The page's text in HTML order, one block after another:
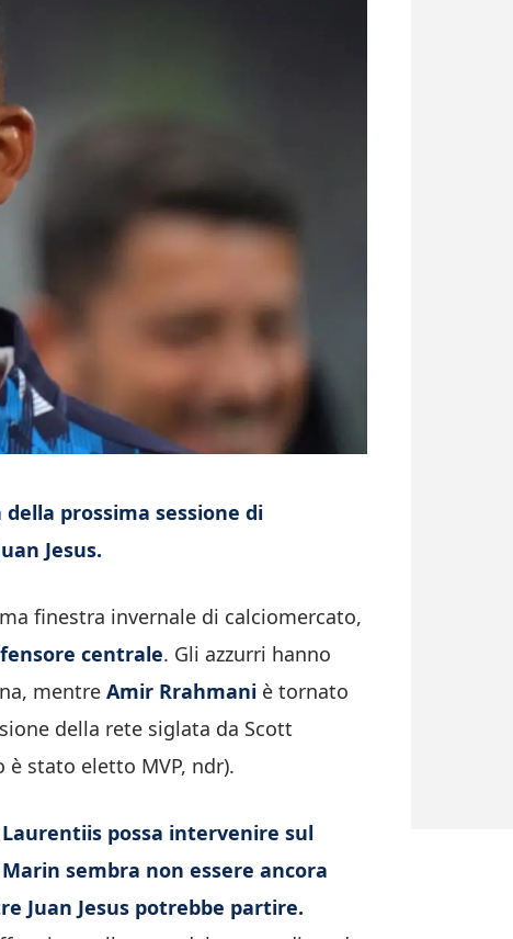
prossima sessione di
Jesus.
finestra invernale di calciomercato,
centrale. Gli azzurri hanno
mentre Amir Rrahmani è tornato
della rete siglata da Scott
stato eletto MVP, ndr).
possa intervenire sul
sembra non essere ancora
Juan Jesus potrebbe partire.